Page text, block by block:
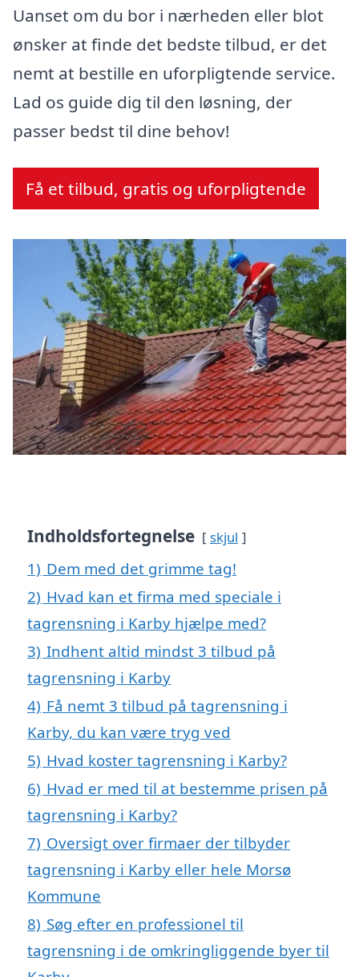
Uanset om du bor i nærheden eller blot
ønsker at finde det bedste tilbud, er det
nemt at bestille en uforpligtende service.
Lad os guide dig til den løsning, der
passer bedst til dine behov!
Få et tilbud, gratis og uforpligtende
Indholdsfortegnelse skjul
1) Dem med det grimme tag!
2) Hvad kan et firma med speciale i
tagrensning i Karby hjælpe med?
3) Indhent altid mindst 3 tilbud på
tagrensning i Karby
4) Få nemt 3 tilbud på tagrensning i
Karby, du kan være tryg ved
5) Hvad koster tagrensning i Karby?
6) Hvad er med til at bestemme prisen på
tagrensning i Karby?
7) Oversigt over firmaer der tilbyder
tagrensning i Karby eller hele Morsø
Kommune
8) Søg efter en professionel til
tagrensning i de omkringliggende byer til